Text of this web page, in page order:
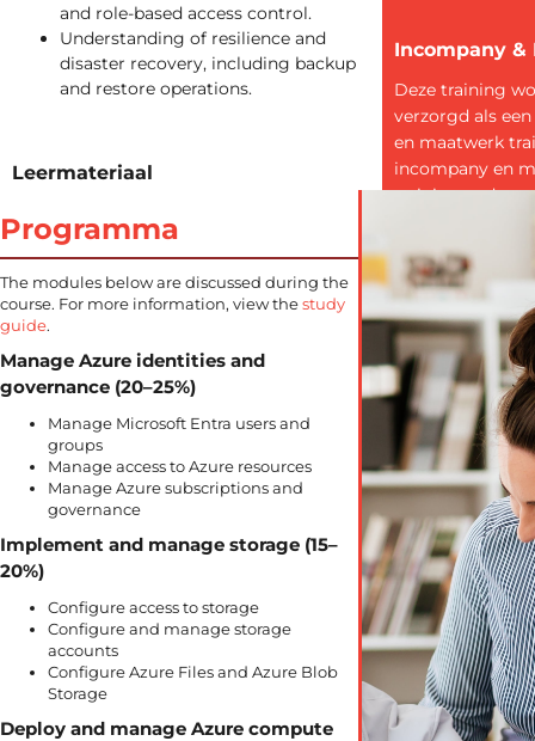
and role-based access control.
Understanding of resilience and
disaster recovery, including backup
and restore operations.
Leermateriaal
virtual labs. In deze interactieve omgeving
doe je hands-on ervaring op binnen het
domein van de training.
Certificering
Wij zijn geaccrediteerd voor het afnemen van
Microsoft examens. Door het volgen van deze
examen ‘AZ-104: Microsoft Azure
Administrator’.
Incompany &
Deze training
verzorgd als
en maatwerk
incompany en
trainingen doen
worden
doelstellingen
programma’s
resultaat
Programma
The modules below are discussed during the
course. For more information, view thestudy
guide.
Manage Azure identities and
governance (20–25%)
Manage Microsoft Entra users and
groups
Manage access to Azure resources
Manage Azure subscriptions and
governance
Implement and manage storage (15–
20%)
Configure access to storage
Configure and manage storage
accounts
Configure Azure Files and Azure Blob
Storage
Deploy and manage Azure compute